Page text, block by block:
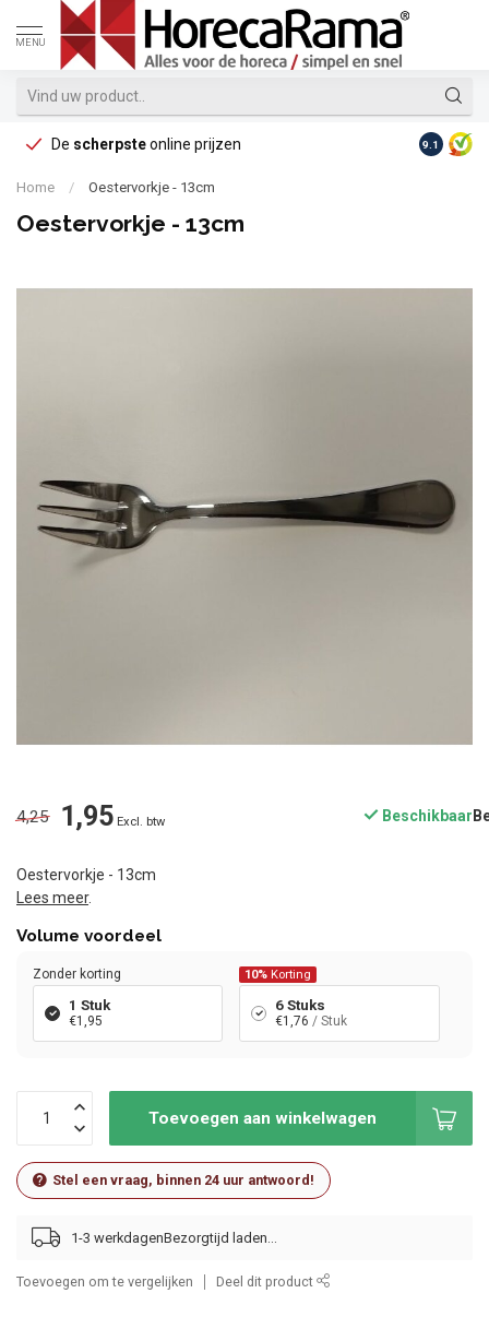
MENU
De scherpsteonline prijzen Op
9.1
Home / Oestervorkje - 13cm
Oestervorkje - 13cm
4,25 1,95 Excl. btw Beschikbaar
Oestervorkje - 13cm
Lees meer.
Volume voordeel
Zonder korting
1 Stuk
€1,95
10% Korting
6 Stuks
€1,76 / Stuk
Toevoegen aan winkelwagen
Stel een vraag, binnen 24 uur antwoord!
1-3 werkdagen
Toevoegen om te vergelijken Deel dit product